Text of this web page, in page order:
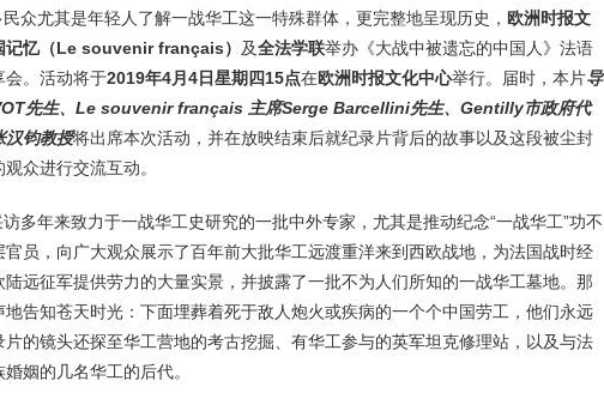
众尤其是年轻人了解一战华工这一特殊群体，更完整地呈现历史， 欧洲时报文
记忆（Le souvenir français） 及全法学联举办《大战中被遗忘的中国人》法语
会。活动将于2019年4月4日星期四15点在欧洲时报文化中心举行。届时，本片导
先生、Le souvenir français 主席Serge Barcellini先生、Gentilly市政府代
汉钧教授将出席本次活动，并在放映结束后就纪录片背后的故事以及这段被尘封
众进行交流互动。
多年来致力于一战华工史研究的一批中外专家，尤其是推动纪念“一战华工”功不
官员，向广大观众展示了百年前大批华工远渡重洋来到西欧战地，为法国战时经
陆远征军提供劳力的大量实景，并披露了一批不为人们所知的一战华工墓地。那
地告知苍天时光：下面埋葬着死于敌人炮火或疾病的一个个中国劳工，他们永远
片的镜头还探至华工营地的考古挖掘、有华工参与的英军坦克修理站，以及与法
姻的几名华工的后代。